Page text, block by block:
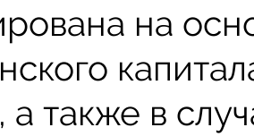
на
а также в